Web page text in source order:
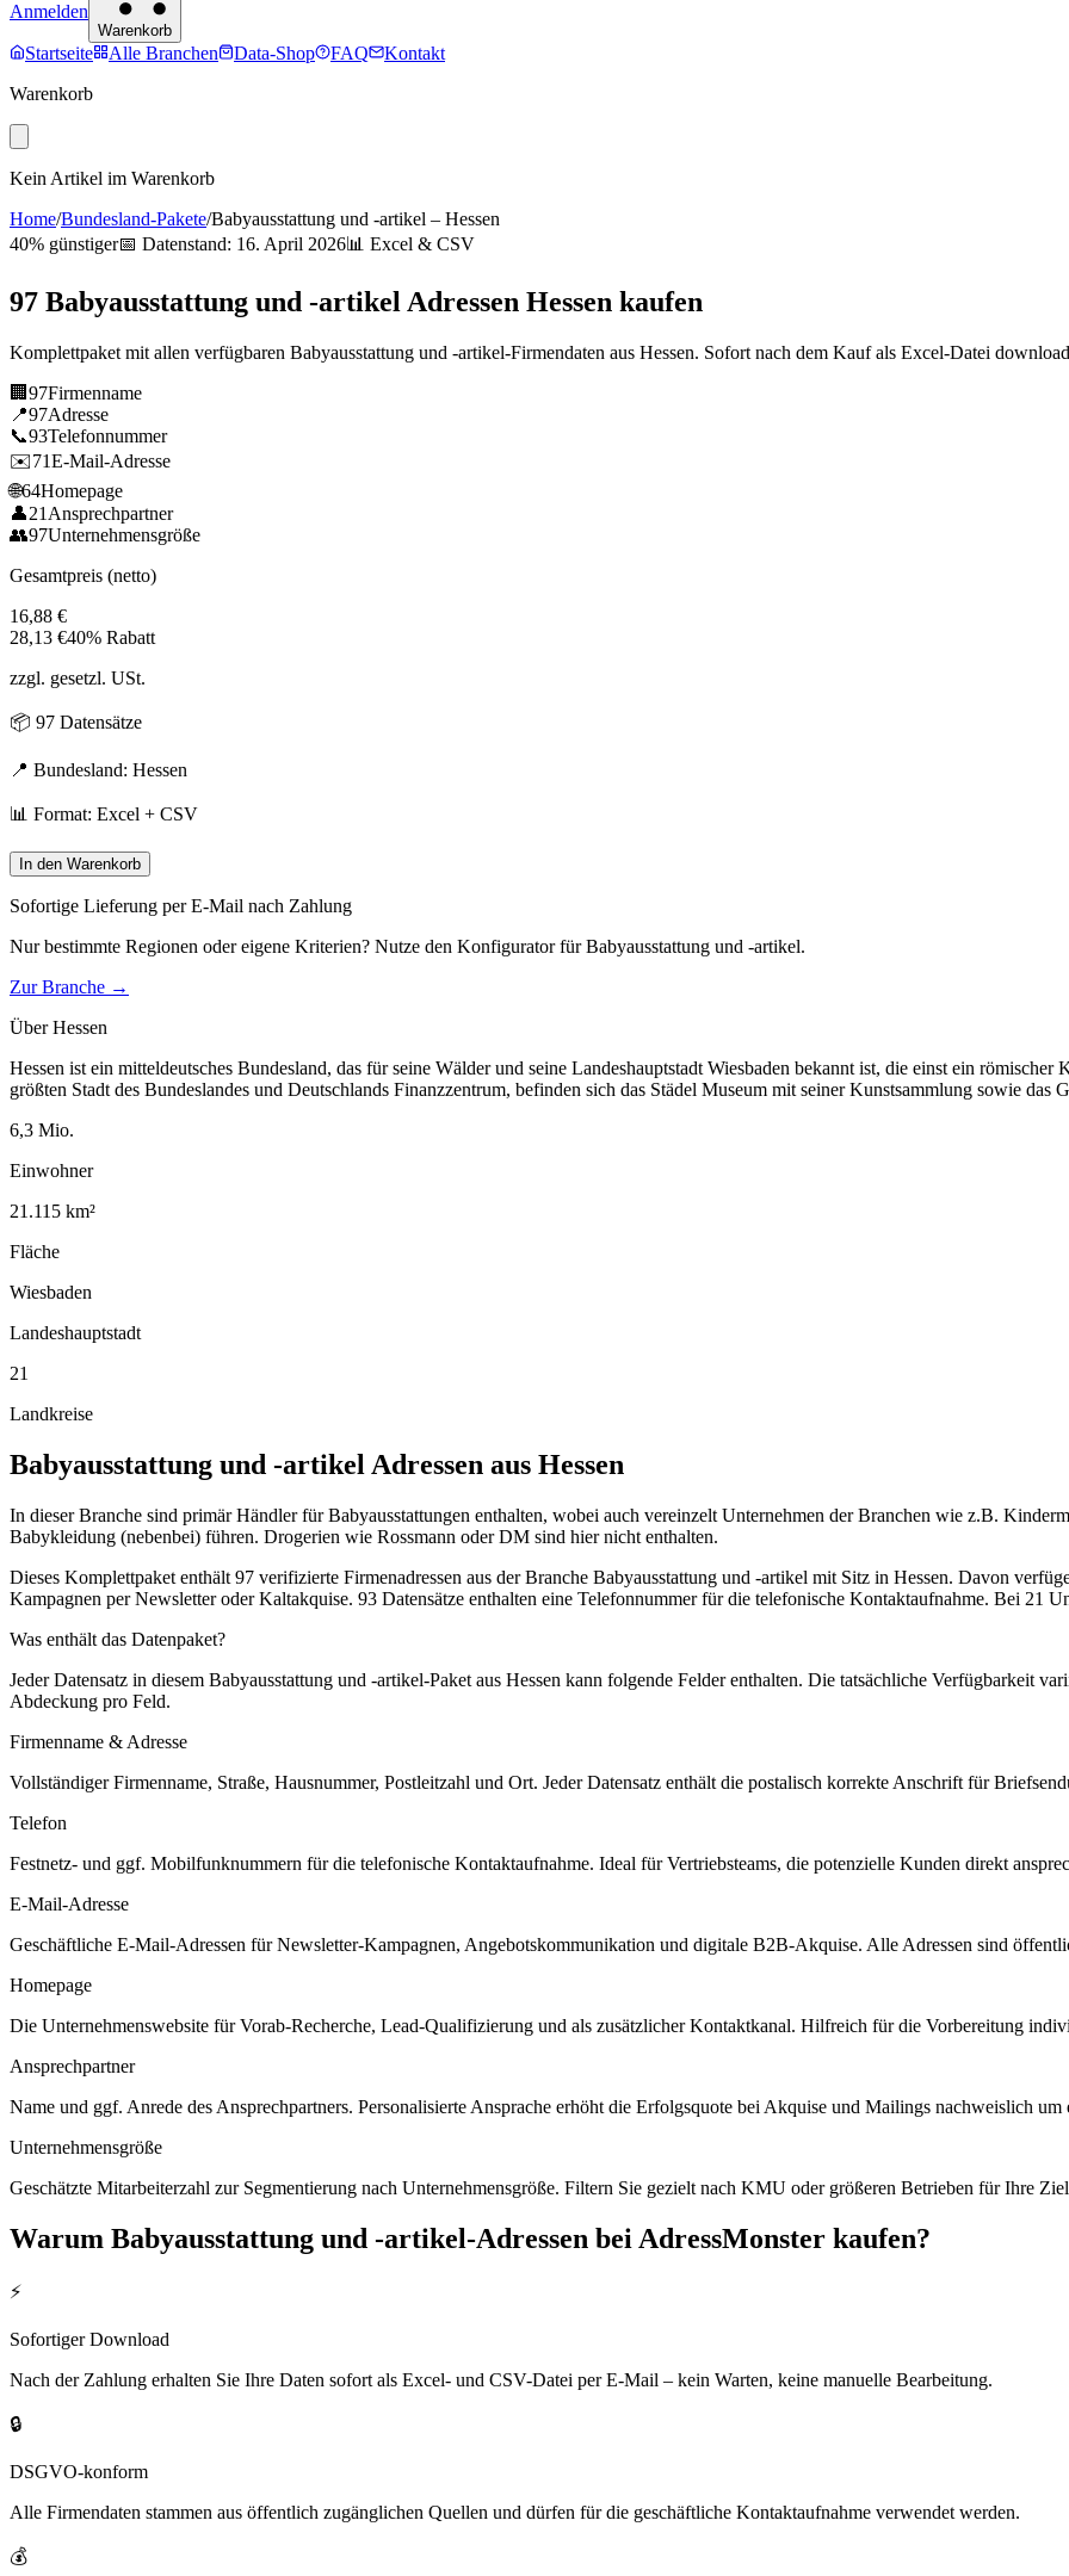
Anmelden
Warenkorb
Startseite Alle Branchen Data-Shop FAQ
Kontakt
Warenkorb
Kein Artikel im Warenkorb
Home/Bundesland-Pakete/Babyausstattung und -artikel – Hessen
40% günstiger📅 Datenstand: 16. April 2026📊 Excel & CSV
97 Babyausstattung und -artikel Adressen Hessen kaufen
Komplettpaket mit allen verfügbaren Babyausstattung und -artikel-Firmendaten aus Hessen. Sofort nach dem Kauf als Excel-Datei
🏢 97Firmenname
📍97Adresse
📞93Telefonnummer
✉️71E-Mail-Adresse
🌐64Homepage
👤21 Ansprechpartner
👥97Unternehmensgröße
Gesamtpreis (netto)
16,88 €
28,13 €40% Rabatt
zzgl. gesetzl. USt.
📦 97 Datensätze
📍 Bundesland: Hessen
📊 Format: Excel + CSV
In den Warenkorb
Sofortige Lieferung per E-Mail nach Zahlung
Nur bestimmte Regionen oder eigene Kriterien? Nutze den Konfigurator fürBabyausstattung und -artikel.
Zur Branche →
ÜberHessen
Hessen ist ein mitteldeutsches Bundesland, das für seine Wälder und seine Landeshauptstadt Wiesbaden bekannt ist, die einst ein
größten Stadt des Bundeslandes und Deutschlands Finanzzentrum, befinden sich das Städel Museum mit seiner Kunstsammlung sowie das
6,3 Mio.
Einwohner
21.115 km²
Fläche
Wiesbaden
Landeshauptstadt
21
Landkreise
Babyausstattung und -artikel Adressen aus Hessen
In dieser Branche sind primär Händler für Babyausstattungen enthalten, wobei auch vereinzelt Unternehmen der Branchen wie z.B.
Babykleidung (nebenbei) führen. Drogerien wie Rossmann oder DM sind hier nicht enthalten.
Dieses Komplettpaket enthält 97 verifizierte Firmenadressen aus der Branche Babyausstattung und -artikel mit Sitz in Hessen. Davon
Kampagnen per Newsletter oder Kaltakquise. 93 Datensätze enthalten eine Telefonnummer für die telefonische Kontaktaufnahme. Bei 21
Was enthält das Datenpaket?
Jeder Datensatz in diesem Babyausstattung und -artikel-Paket aus Hessen kann folgende Felder enthalten. Die tatsächliche Verfügbarkeit
Abdeckung pro Feld.
Firmenname & Adresse
Vollständiger Firmenname, Straße, Hausnummer, Postleitzahl und Ort. Jeder Datensatz enthält die postalisch korrekte Anschrift für
Telefon
Festnetz- und ggf. Mobilfunknummern für die telefonische Kontaktaufnahme. Ideal für Vertriebsteams, die potenzielle Kunden direkt
E-Mail-Adresse
Geschäftliche E-Mail-Adressen für Newsletter-Kampagnen, Angebotskommunikation und digitale B2B-Akquise. Alle Adressen sind
Homepage
Die Unternehmenswebsite für Vorab-Recherche, Lead-Qualifizierung und als zusätzlicher Kontaktkanal. Hilfreich für die Vorbereitung
Ansprechpartner
Name und ggf. Anrede des Ansprechpartners. Personalisierte Ansprache erhöht die Erfolgsquote bei Akquise und Mailings nachweislich um
Unternehmensgröße
Geschätzte Mitarbeiterzahl zur Segmentierung nach Unternehmensgröße. Filtern Sie gezielt nach KMU oder größeren Betrieben für Ihre
Warum Babyausstattung und -artikel-Adressen bei AdressMonster kaufen?
⚡
Sofortiger Download
Nach der Zahlung erhalten Sie Ihre Daten sofort als Excel- und CSV-Datei per E-Mail – kein Warten, keine manuelle Bearbeitung.
🔒
DSGVO-konform
Alle Firmendaten stammen aus öffentlich zugänglichen Quellen und dürfen für die geschäftliche Kontaktaufnahme verwendet werden.
💰